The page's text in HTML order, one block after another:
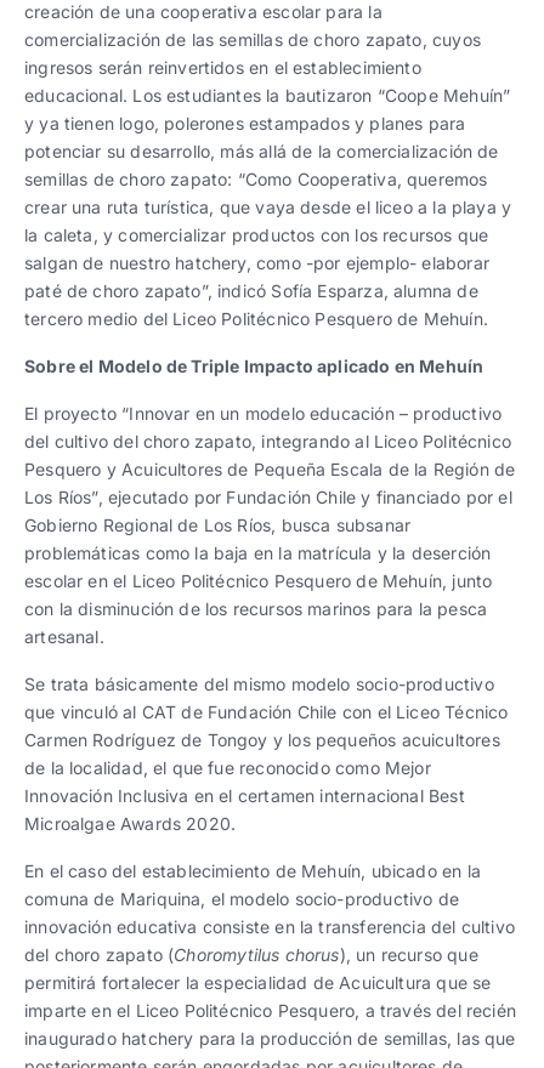
creación de una cooperativa escolar para la
comercialización de las semillas de choro zapato, cuyos
ingresos serán reinvertidos en el establecimiento
educacional. Los estudiantes la bautizaron “Coope Mehuín”
y ya tienen logo, polerones estampados y planes para
potenciar su desarrollo, más allá de la comercialización de
semillas de choro zapato: “Como Cooperativa, queremos
crear una ruta turística, que vaya desde el liceo a la playa y
la caleta, y comercializar productos con los recursos que
salgan de nuestro hatchery, como -por ejemplo- elaborar
paté de choro zapato”, indicó Sofía Esparza, alumna de
tercero medio del Liceo Politécnico Pesquero de Mehuín.
Sobre el Modelo de Triple Impacto aplicado en Mehuín
El proyecto “Innovar en un modelo educación – productivo
del cultivo del choro zapato, integrando al Liceo Politécnico
Pesquero y Acuicultores de Pequeña Escala de la Región de
Los Ríos”, ejecutado por Fundación Chile y financiado por el
Gobierno Regional de Los Ríos, busca subsanar
problemáticas como la baja en la matrícula y la deserción
escolar en el Liceo Politécnico Pesquero de Mehuín, junto
con la disminución de los recursos marinos para la pesca
artesanal.
Se trata básicamente del mismo modelo socio-productivo
que vinculó al CAT de Fundación Chile con el Liceo Técnico
Carmen Rodríguez de Tongoy y los pequeños acuicultores
de la localidad, el que fue reconocido como Mejor
Innovación Inclusiva en el certamen internacional Best
Microalgae Awards 2020.
En el caso del establecimiento de Mehuín, ubicado en la
comuna de Mariquina, el modelo socio-productivo de
innovación educativa consiste en la transferencia del cultivo
del choro zapato (Choromytilus chorus), un recurso que
permitirá fortalecer la especialidad de Acuicultura que se
imparte en el Liceo Politécnico Pesquero, a través del recién
inaugurado hatchery para la producción de semillas, las que